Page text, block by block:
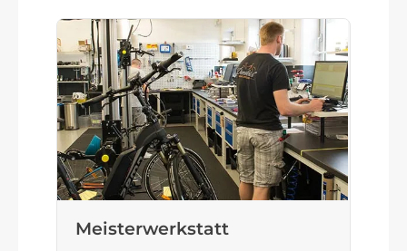
Meisterwerkstatt